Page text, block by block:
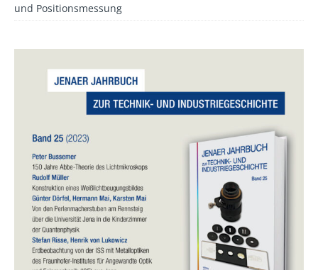
und Positionsmessung